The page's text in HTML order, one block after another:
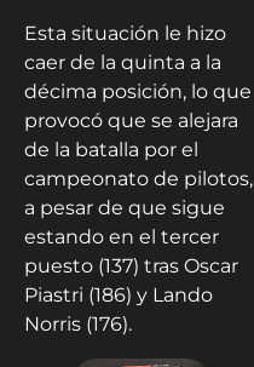
Esta situación le hizo
caer de la quinta a la
décima posición, lo que
provocó que se alejara
de la batalla por el
campeonato de pilotos,
a pesar de que sigue
estando en el tercer
puesto (137) tras Oscar
Piastri (186) y Lando
Norris (176).